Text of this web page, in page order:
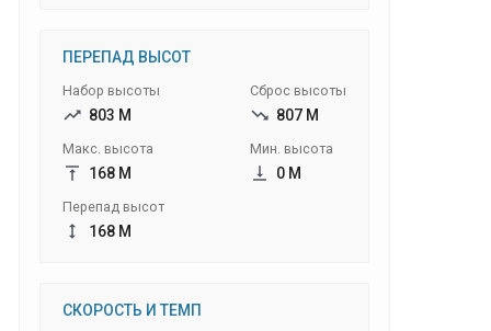
ПЕРЕПАД ВЫСОТ
Набор высоты
803 М
Макс. высота
168 М
Перепад высот
168 М
Сброс высоты
807 М
Мин. высота
0 М
СКОРОСТЬ И ТЕМП